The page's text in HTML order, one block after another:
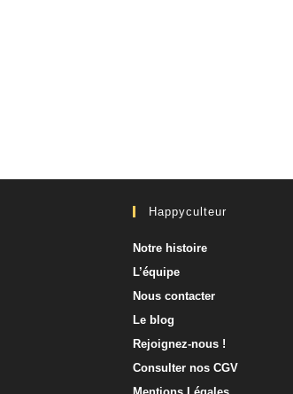
Happyculteur
Notre histoire
L’équipe
Nous contacter​
Le blog
Rejoignez-nous !
Consulter nos CGV